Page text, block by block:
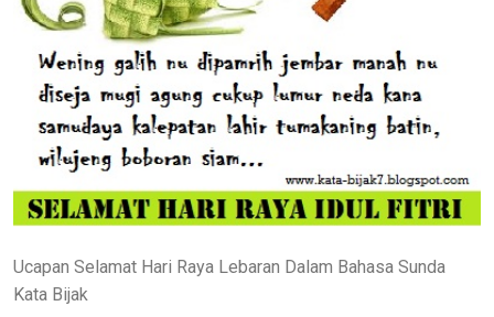
Ucapan Selamat Hari Raya Lebaran Dalam Bahasa Sunda
Kata Bijak